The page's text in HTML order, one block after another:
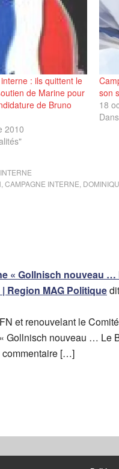
: ils quittent le
de Marine pour
de Bruno
2010
son
18
CAMPAGNE INTERNE
« Gollnisch nouveau
Region MAG Politique
et renouvelant le
Gollnisch nouveau … Le
commentaire […]